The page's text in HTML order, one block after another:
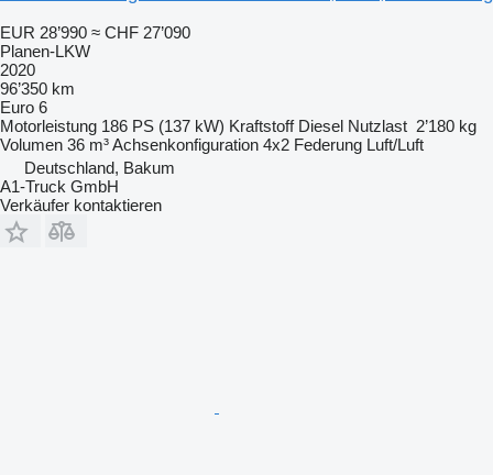
EUR 28’990 ≈ CHF 27’090
Planen-LKW
2020
96’350 km
Euro 6
Motorleistung 186 PS (137 kW) Kraftstoff Diesel Nutzlast 2’180 kg
Volumen 36 m³Achsenkonfiguration 4x2 Federung Luft/Luft
Deutschland, Bakum
A1-Truck GmbH
Verkäufer kontaktieren